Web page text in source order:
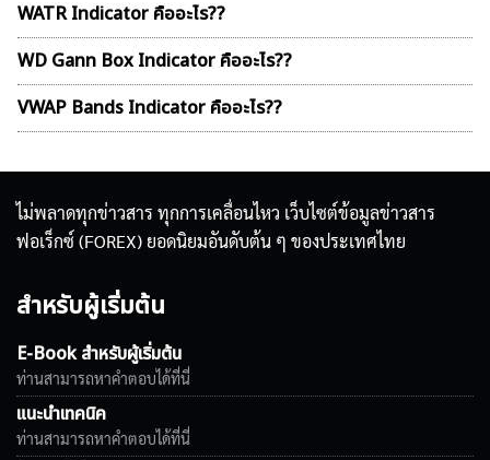
WATR Indicator คืออะไร??
WD Gann Box Indicator คืออะไร??
VWAP Bands Indicator คืออะไร??
ไม่พลาดทุกข่าวสาร ทุกการเคลื่อนไหว เว็บไซต์ข้อมูลข่าวสาร
ฟอเร็กซ์ (FOREX) ยอดนิยมอันดับต้น ๆ ของประเทศไทย
สำหรับผู้เริ่มต้น
E-Book สำหรับผู้เริ่มต้น
ท่านสามารถหาคำตอบได้ที่นี่
แนะนำเทคนิค
ท่านสามารถหาคำตอบได้ที่นี่